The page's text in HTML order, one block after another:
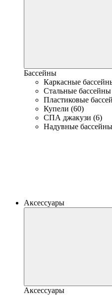
Бассейны
Каркасные
Стальные
Пластиковые
Купели (60)
СПА джакузи (6)
Надувные
Аксессуары
Аксессуары